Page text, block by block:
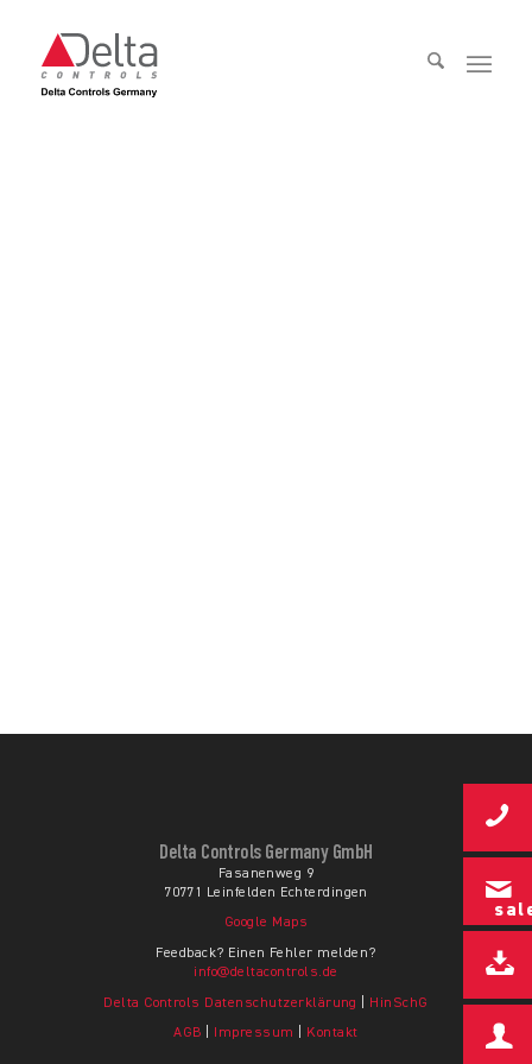
Delta Controls Germany GmbH
Fasanenweg 9
70771 Leinfelden Echterdingen
Google Maps
Feedback? Einen Fehler melden?
info@deltacontrols.de
Delta Controls Datenschutzerklärung HinSchG
AGB Impressum Kontakt